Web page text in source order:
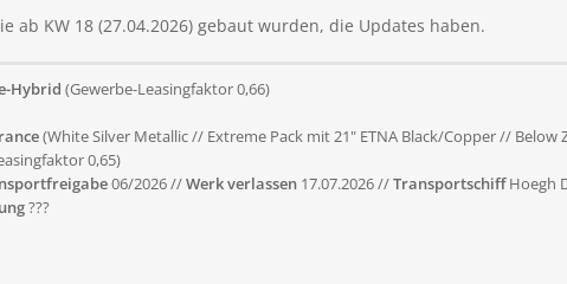
ab KW 18 (27.04.2026) gebaut wurden, die Updates haben.
Hybrid (Gewerbe-Leasingfaktor 0,66)
(White Silver Metallic // Extreme Pack mit 21" ETNA Black/Copper // Below
0,65)
06/2026 //Werk verlassen 17.07.2026 //TransportschiffHoegh
???